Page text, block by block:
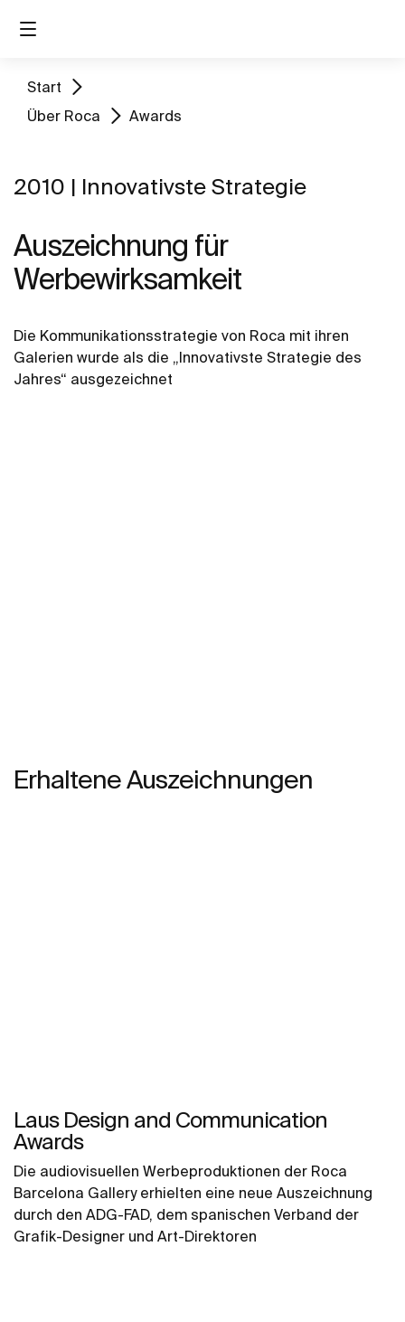
Start
Über Roca
Awards
2010 | Innovativste Strategie
Auszeichnung für
Werbewirksamkeit
Die Kommunikationsstrategie von Roca mit ihren
Galerien wurde als die „Innovativste Strategie des
Jahres“ ausgezeichnet
Erhaltene Auszeichnungen
Laus Design and Communication
Awards
Die audiovisuellen Werbeproduktionen der Roca
Barcelona Gallery erhielten eine neue Auszeichnung
durch den ADG-FAD, dem spanischen Verband der
Grafik-Designer und Art-Direktoren